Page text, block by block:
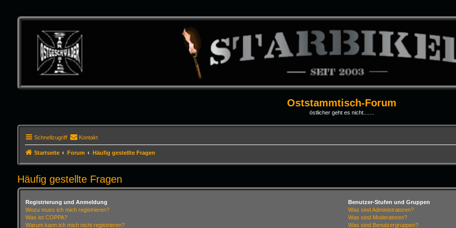
Oststammtisch-Forum
östlicher geht es nicht.......
Schnellzugriff Kontakt
Startseite Forum Häufig gestellte Fragen
Häufig gestellte Fragen
Registrierung und Anmeldung
Wozu muss ich mich registrieren?
Was ist COPPA?
Warum kann ich mich nicht registrieren?
Benutzer-Stufen und Gruppen
Was sind Administratoren?
Was sind Moderatoren?
Was sind Benutzergruppen?